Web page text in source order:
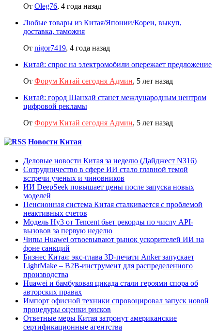
От Oleg76, 4 года назад
Любые товары из Китая/Японии/Кореи, выкуп,
доставка, таможня
От nigor7419, 4 года назад
Китай: спрос на электромобили опережает предложение
От Форум Китай сегодня Админ, 5 лет назад
Китай: город Шанхай станет международным центром
цифровой рекламы
От Форум Китай сегодня Админ, 5 лет назад
Новости Китая
Деловые новости Китая за неделю (Дайджест N316)
Сотрудничество в сфере ИИ стало главной темой
встречи ученых и чиновников
ИИ DeepSeek повышает цены после запуска новых
моделей
Пенсионная система Китая сталкивается с проблемой
неактивных счетов
Модель Hy3 от Tencent бьет рекорды по числу API-
вызовов за первую неделю
Чипы Huawei отвоевывают рынок ускорителей ИИ на
фоне санкций
Бизнес Китая: экс-глава 3D-печати Anker запускает
LightMake – B2B-инструмент для распределенного
производства
Huawei и бамбуковая цикада стали героями спора об
авторских правах
Импорт офисной техники спровоцировал запуск новой
процедуры оценки рисков
Ответные меры Китая затронут американские
сертификационные агентства